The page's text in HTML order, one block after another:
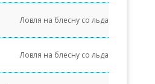
Ловля на блесну со льда
Ловля на блесну со льда